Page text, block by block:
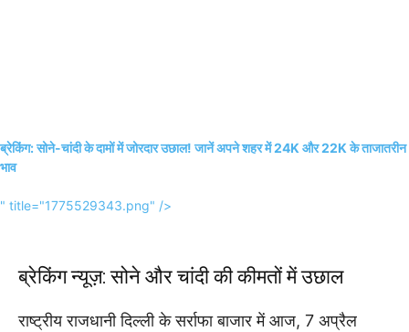
ब्रेकिंग: सोने-चांदी के दामों में जोरदार उछाल! जानें अपने शहर में 24K और 22K के ताजातरीन
भाव
" title="1775529343.png" />
ब्रेकिंग न्यूज़: सोने और चांदी की कीमतों में उछाल
राष्ट्रीय राजधानी दिल्ली के सर्राफा बाजार में आज, 7 अप्रैल